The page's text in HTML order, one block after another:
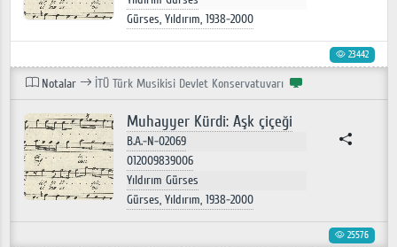
Gürses, Yıldırım, 1938-2000
23442
Notalar İTÜ Türk Musikisi Devlet Konservatuvarı
Muhayyer Kürdi: Aşk çiçeği
B.A.-N-02069
012009839006
Yıldırım Gürses
Gürses, Yıldırım, 1938-2000
25576